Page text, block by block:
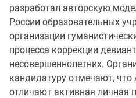
разработал авторскую
России образовательных
организации
процесса коррекции
несовершеннолетних.
кандидатуру отмечают,
отличают активная личная